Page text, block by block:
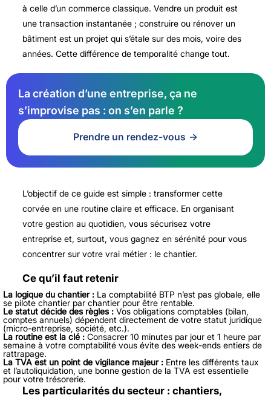
à celle d’un commerce classique. Vendre un produit est
une transaction instantanée ; construire ou rénover un
bâtiment est un projet qui s’étale sur des mois, voire des
années. Cette différence de temporalité change tout.
La création d’une entreprise, ça ne
s’improvise pas : on s’en parle ?
Prendre un rendez-vous
L’objectif de ce guide est simple : transformer cette
corvée en une routine claire et efficace. En organisant
votre gestion au quotidien, vous sécurisez votre
entreprise et, surtout, vous gagnez en sérénité pour vous
concentrer sur votre vrai métier : le chantier.
Ce qu’il faut retenir
La logique du chantier :La comptabilité BTP n’est pas globale, elle
se pilote chantier par chantier pour être rentable.
Le statut décide des règles :Vos obligations comptables (bilan,
comptes annuels) dépendent directement de votre statut juridique
(micro-entreprise, société, etc.).
La routine est la clé :Consacrer 10 minutes par jour et 1 heure par
semaine à votre comptabilité vous évite des week-ends entiers de
rattrapage.
La TVA est un point de vigilance majeur :Entre les différents taux
et l’autoliquidation, une bonne gestion de la TVA est essentielle
pour votre trésorerie.
Les particularités du secteur : chantiers,